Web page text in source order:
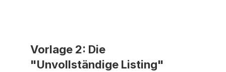
Vorlage 2: Die
"Unvollständige Listing"